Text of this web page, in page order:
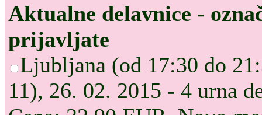
Aktualne delavnice -
prijavljate
Ljubljana (od 17:30 do
11), 26. 02. 2015 - 4 urna